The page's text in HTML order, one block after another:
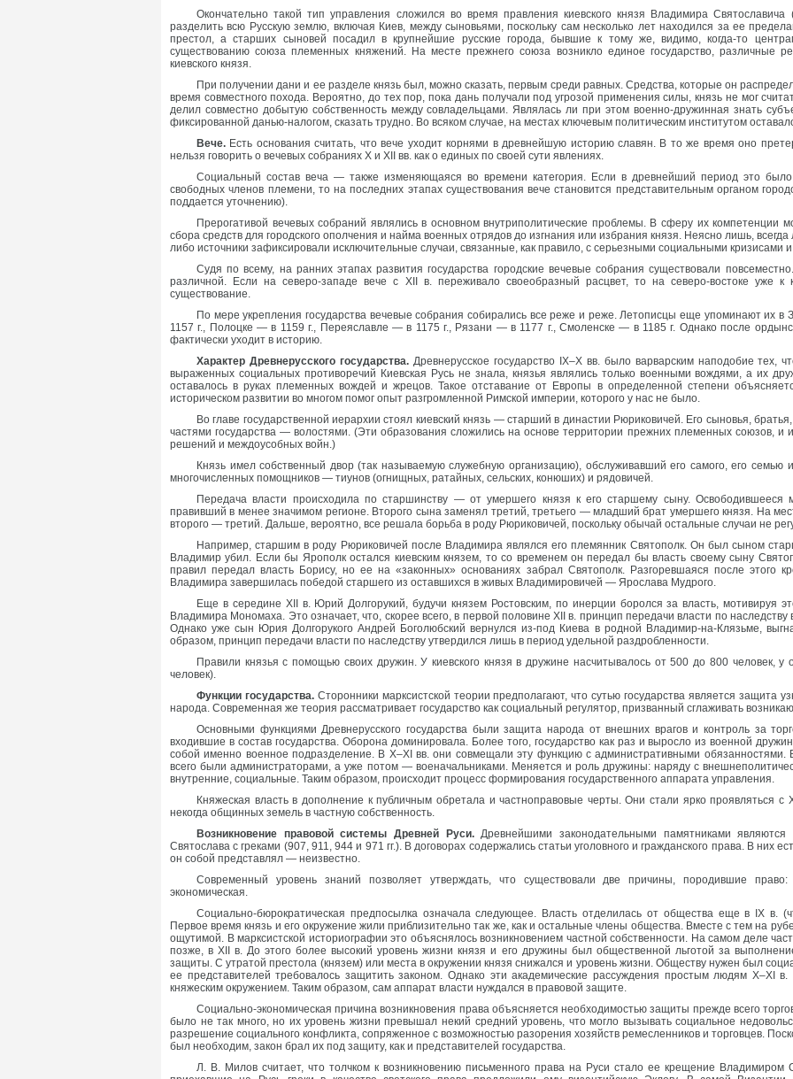
Окончательно такой тип управления сложился во время правления киевского князя Владимира
разделить всю Русскую землю, включая Киев, между сыновьями, поскольку сам несколько лет находился за ее
престол, а старших сыновей посадил в крупнейшие русские города, бывшие к тому же, видимо, когда-то
существованию союза племенных княжений. На месте прежнего союза возникло единое государство, различные
киевского князя.
При получении дани и ее разделе князь был, можно сказать, первым среди равных. Средства, которые он
время совместного похода. Вероятно, до тех пор, пока дань получали под угрозой применения силы, князь не мог
делил совместно добытую собственность между совладельцами. Являлась ли при этом военно-дружинная знать
фиксированной данью-налогом, сказать трудно. Во всяком случае, на местах ключевым политическим институтом
Вече. Есть основания считать, что вече уходит корнями в древнейшую историю славян. В то же время оно
нельзя говорить о вечевых собраниях X и XII вв. как о единых по своей сути явлениях.
Социальный состав веча — также изменяющаяся во времени категория. Если в древнейший период это
свободных членов племени, то на последних этапах существования вече становится представительным органом
поддается уточнению).
Прерогативой вечевых собраний являлись в основном внутриполитические проблемы. В сферу их компетенции
сбора средств для городского ополчения и найма военных отрядов до изгнания или избрания князя. Неясно лишь,
либо источники зафиксировали исключительные случаи, связанные, как правило, с серьезными социальными кризисами
Судя по всему, на ранних этапах развития государства городские вечевые собрания существовали
различной. Если на северо-западе вече с XII в. переживало своеобразный расцвет, то на северо-востоке уже к
существование.
По мере укрепления государства вечевые собрания собирались все реже и реже. Летописцы еще упоминают их в
1157 г., Полоцке — в 1159 г., Переяславле — в 1175 г., Рязани — в 1177 г., Смоленске — в 1185 г. Однако после
фактически уходит в историю.
Характер Древнерусского государства.Древнерусское государство IX–X вв. было варварским наподобие тех,
выраженных социальных противоречий Киевская Русь не знала, князья являлись только военными вождями, а их
оставалось в руках племенных вождей и жрецов. Такое отставание от Европы в определенной степени
историческом развитии во многом помог опыт разгромленной Римской империи, которого у нас не было.
Во главе государственной иерархии стоял киевский князь — старший в династии Рюриковичей. Его сыновья,
частями государства — волостями. (Эти образования сложились на основе территории прежних племенных союзов, и
решений и междоусобных войн.)
Князь имел собственный двор (так называемую служебную организацию), обслуживавший его самого, его
многочисленных помощников — тиунов (огнищных, ратайных, сельских, конюших) и рядовичей.
Передача власти происходила по старшинству — от умершего князя к его старшему сыну.
правивший в менее значимом регионе. Второго сына заменял третий, третьего — младший брат умершего князя. На
второго — третий. Дальше, вероятно, все решала борьба в роду Рюриковичей, поскольку обычай остальные случаи не
Например, старшим в роду Рюриковичей после Владимира являлся его племянник Святополк. Он был сыном
Владимир убил. Если бы Ярополк остался киевским князем, то со временем он передал бы власть своему сыну
правил передал власть Борису, но ее на «законных» основаниях забрал Святополк. Разгоревшаяся после этого
Владимира завершилась победой старшего из оставшихся в живых Владимировичей — Ярослава Мудрого.
Еще в середине XII в. Юрий Долгорукий, будучи князем Ростовским, по инерции боролся за власть, мотивируя
Владимира Мономаха. Это означает, что, скорее всего, в первой половине XII в. принцип передачи власти по
Однако уже сын Юрия Долгорукого Андрей Боголюбский вернулся из-под Киева в родной Владимир-на-Клязьме,
образом, принцип передачи власти по наследству утвердился лишь в период удельной раздробленности.
Правили князья с помощью своих дружин. У киевского князя в дружине насчитывалось от 500 до 800 человек,
человек).
Функции государства.Сторонники марксистской теории предполагают, что сутью государства является защита
народа. Современная же теория рассматривает государство как социальный регулятор, призванный сглаживать
Основными функциями Древнерусского государства были защита народа от внешних врагов и контроль за
входившие в состав государства. Оборона доминировала. Более того, государство как раз и выросло из военной
собой именно военное подразделение. В X–XI вв. они совмещали эту функцию с административными обязанностями.
всего были администраторами, а уже потом — военачальниками. Меняется и роль дружины: наряду с
внутренние, социальные. Таким образом, происходит процесс формирования государственного аппарата управления.
Княжеская власть в дополнение к публичным обретала и частноправовые черты. Они стали ярко проявляться с
некогда общинных земель в частную собственность.
Возникновение правовой системы Древней Руси.Древнейшими законодательными памятниками являются
Святослава с греками (907, 911, 944 и 971 гг.). В договорах содержались статьи уголовного и гражданского права. В них
он собой представлял — неизвестно.
Современный уровень знаний позволяет утверждать, что существовали две причины, породившие право:
экономическая.
Социально-бюрократическая предпосылка означала следующее. Власть отделилась от общества еще в IX в.
Первое время князь и его окружение жили приблизительно так же, как и остальные члены общества. Вместе с тем на
ощутимой. В марксистской историографии это объяснялось возникновением частной собственности. На самом деле
позже, в XII в. До этого более высокий уровень жизни князя и его дружины был общественной льготой за
защиты. С утратой престола (князем) или места в окружении князя снижался и уровень жизни. Обществу нужен был
ее представителей требовалось защитить законом. Однако эти академические рассуждения простым людям X–XI
княжеским окружением. Таким образом, сам аппарат власти нуждался в правовой защите.
Социально-экономическая причина возникновения права объясняется необходимостью защиты прежде всего
было не так много, но их уровень жизни превышал некий средний уровень, что могло вызывать социальное
разрешение социального конфликта, сопряженное с возможностью разорения хозяйств ремесленников и торговцев.
был необходим, закон брал их под защиту, как и представителей государства.
Л. В. Милов считает, что толчком к возникновению письменного права на Руси стало ее крещение Владимиром